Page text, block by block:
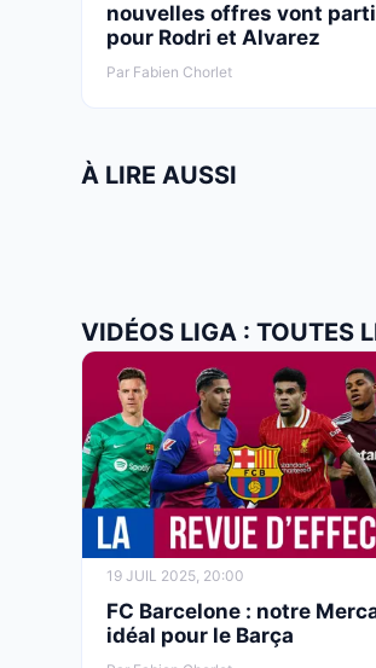
nouvelles offres vont
pour Rodri et Alvarez
Par Fabien Chorlet
À LIRE AUSSI
VIDÉOS LIGA : TOUTES
19 JUIL 2025, 20:00
FC Barcelone : notre
idéal pour le Barça